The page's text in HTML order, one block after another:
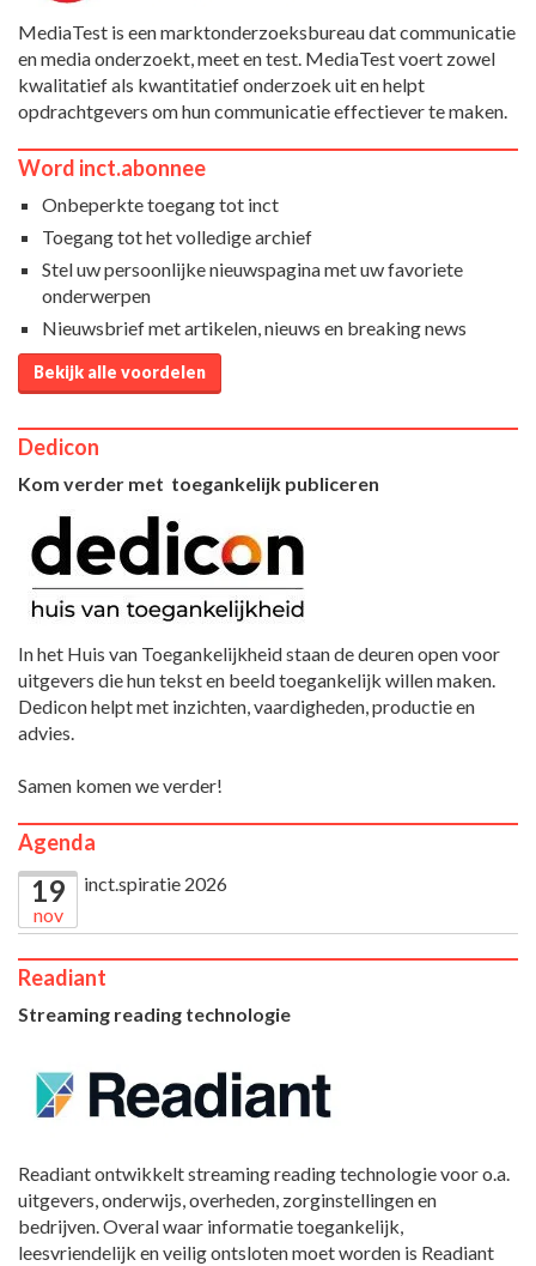
MediaTest is een marktonderzoeksbureau dat communicatie
en media onderzoekt, meet en test. MediaTest voert zowel
kwalitatief als kwantitatief onderzoek uit en helpt
opdrachtgevers om hun communicatie effectiever te maken.
Word inct.abonnee
Onbeperkte toegang tot inct
Toegang tot het volledige archief
Stel uw persoonlijke nieuwspagina met uw favoriete
onderwerpen
Nieuwsbrief met artikelen, nieuws en breaking news
Bekijk alle voordelen
Dedicon
Kom verder met toegankelijk publiceren
In het Huis van Toegankelijkheid staan de deuren open voor
uitgevers die hun tekst en beeld toegankelijk willen maken.
Dedicon helpt met inzichten, vaardigheden, productie en
advies.
Samen komen we verder!
Agenda
19
nov
inct.spiratie 2026
Readiant
Streaming reading technologie
Readiant ontwikkelt streaming reading technologie voor o.a.
uitgevers, onderwijs, overheden, zorginstellingen en
bedrijven. Overal waar informatie toegankelijk,
leesvriendelijk en veilig ontsloten moet worden is Readiant